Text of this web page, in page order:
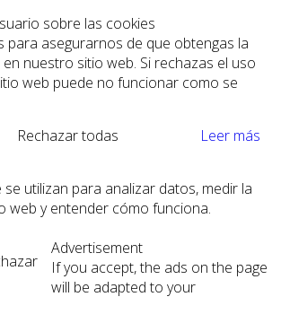
sobre las cookies
para asegurarnos de que obtengas la
nuestro sitio web. Si rechazas el uso
web puede no funcionar como se
Rechazar todas
Leer más
utilizan para analizar datos, medir la
web y entender cómo funciona.
Advertisement
If you accept, the ads on the page
will be adapted to your